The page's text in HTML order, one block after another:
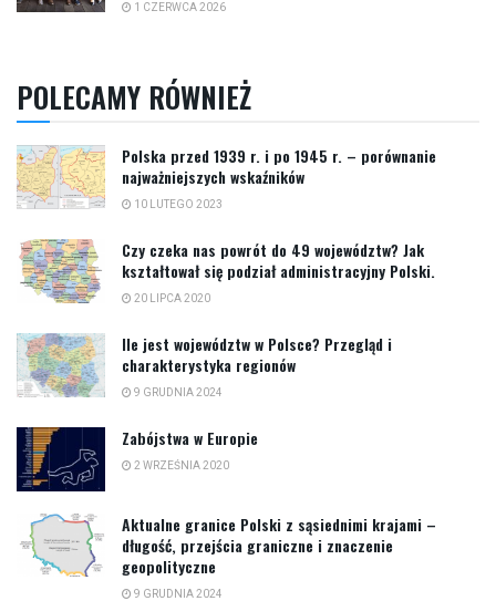
1 CZERWCA 2026
POLECAMY RÓWNIEŻ
Polska przed 1939 r. i po 1945 r. – porównanie
najważniejszych wskaźników
10 LUTEGO 2023
Czy czeka nas powrót do 49 województw? Jak
kształtował się podział administracyjny Polski.
20 LIPCA 2020
Ile jest województw w Polsce? Przegląd i
charakterystyka regionów
9 GRUDNIA 2024
Zabójstwa w Europie
2 WRZEŚNIA 2020
Aktualne granice Polski z sąsiednimi krajami –
długość, przejścia graniczne i znaczenie
geopolityczne
9 GRUDNIA 2024